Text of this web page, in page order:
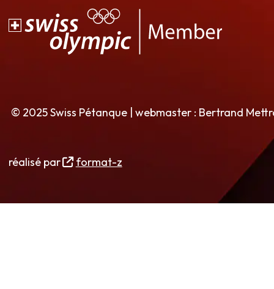
© 2025 Swiss Pétanque | webmaster : Bertrand
réalisé par format-z